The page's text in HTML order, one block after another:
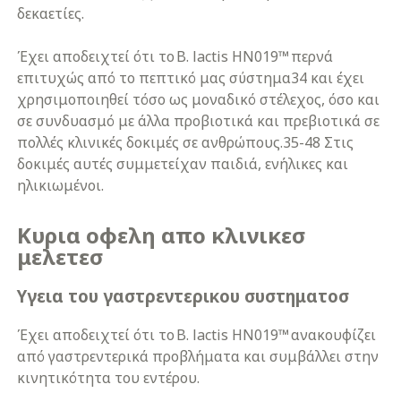
δεκαετίες.
Έχει αποδειχτεί ότι το B. lactis HN019™ περνά
επιτυχώς από το πεπτικό μας σύστημα34 και έχει
χρησιμοποιηθεί τόσο ως μοναδικό στέλεχος, όσο και
σε συνδυασμό με άλλα προβιοτικά και πρεβιοτικά σε
πολλές κλινικές δοκιμές σε ανθρώπους.35-48 Στις
δοκιμές αυτές συμμετείχαν παιδιά, ενήλικες και
ηλικιωμένοι.
Κυρια οφελη απο κλινικεσ
μελετεσ
Υγεια του γαστρεντερικου συστηματοσ
Έχει αποδειχτεί ότι το B. lactis HN019™ ανακουφίζει
από γαστρεντερικά προβλήματα και συμβάλλει στην
κινητικότητα του εντέρου.